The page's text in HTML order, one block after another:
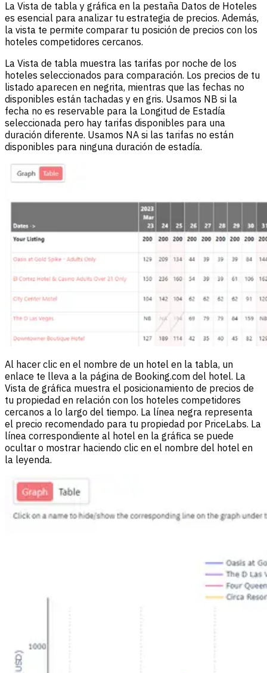
La Vista de tabla y gráfica en la pestaña Datos de Hoteles
es esencial para analizar tu estrategia de precios. Además,
la vista te permite comparar tu posición de precios con los
hoteles competidores cercanos.
La Vista de tabla muestra las tarifas por noche de los
hoteles seleccionados para comparación. Los precios de tu
listado aparecen en negrita, mientras que las fechas no
disponibles están tachadas y en gris. Usamos NB si la
fecha no es reservable para la Longitud de Estadía
seleccionada pero hay tarifas disponibles para una
duración diferente. Usamos NA si las tarifas no están
disponibles para ninguna duración de estadía.
Al hacer clic en el nombre de un hotel en la tabla, un
enlace te lleva a la página de Booking.com del hotel. La
Vista de gráfica muestra el posicionamiento de precios de
tu propiedad en relación con los hoteles competidores
cercanos a lo largo del tiempo. La línea negra representa
el precio recomendado para tu propiedad por PriceLabs. La
línea correspondiente al hotel en la gráfica se puede
ocultar o mostrar haciendo clic en el nombre del hotel en
la leyenda.